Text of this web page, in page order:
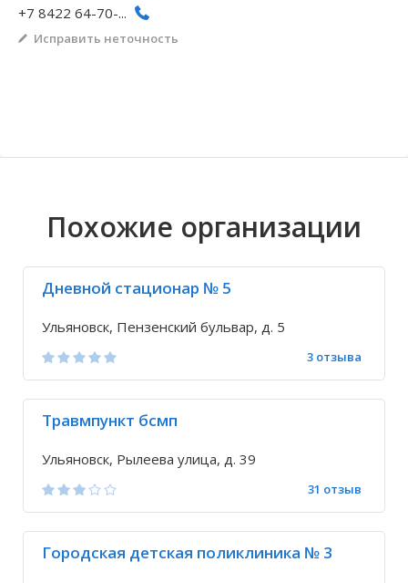
Волгоградская область
Кировоградская область
Восточно-Казахстанская область
Архангельское
+7 8422 64-70-...
Исправить неточность
Похожие организации
Дневной стационар № 5
Ульяновск, Пензенский бульвар, д. 5
3 отзыва
Травмпункт бсмп
Ульяновск, Рылеева улица, д. 39
31 отзыв
Городская детская поликлиника № 3